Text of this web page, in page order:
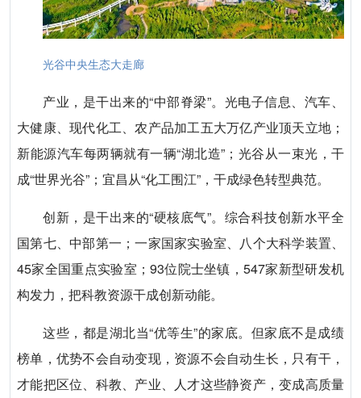
光谷中央生态大走廊
产业，是干出来的“中部脊梁”。光电子信息、汽车、
大健康、现代化工、农产品加工五大万亿产业顶天立地；
新能源汽车每两辆就有一辆“湖北造”；光谷从一束光，干
成“世界光谷”；宜昌从“化工围江”，干成绿色转型典范。
创新，是干出来的“硬核底气”。综合科技创新水平全
国第七、中部第一；一家国家实验室、八个大科学装置、
45家全国重点实验室；93位院士坐镇，547家新型研发机
构发力，把科教资源干成创新动能。
这些，都是湖北当“优等生”的家底。但家底不是成绩
榜单，优势不会自动变现，资源不会自动生长，只有干，
才能把区位、科教、产业、人才这些静资产，变成高质量